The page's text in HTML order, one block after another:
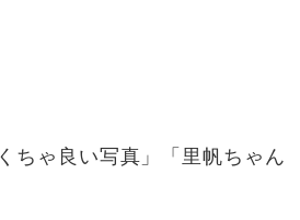
ちゃ良い写真」「里帆ちゃん